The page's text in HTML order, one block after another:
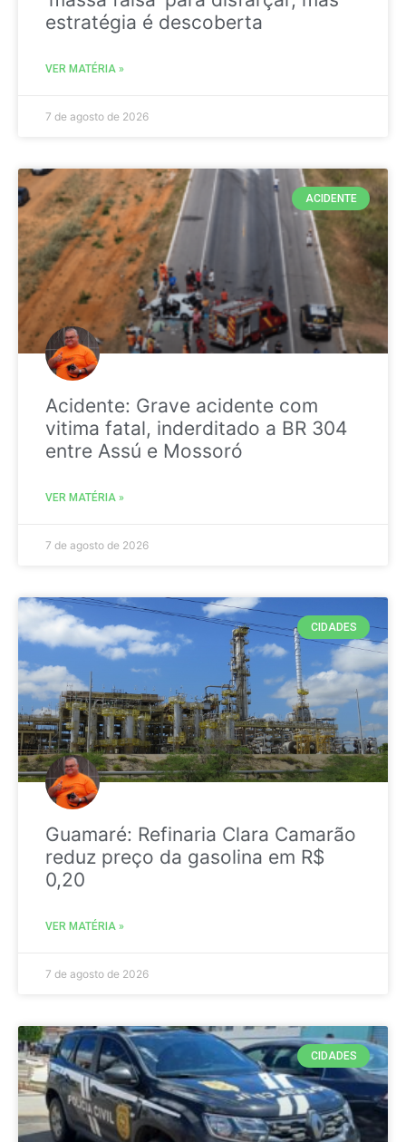
estratégia é descoberta
VER MATÉRIA »
7 de agosto de 2026
ACIDENTE
Acidente: Grave acidente com
vitima fatal, inderditado a BR 304
entre Assú e Mossoró
VER MATÉRIA »
7 de agosto de 2026
CIDADES
Guamaré: Refinaria Clara Camarão
reduz preço da gasolina em R$
0,20
VER MATÉRIA »
7 de agosto de 2026
CIDADES